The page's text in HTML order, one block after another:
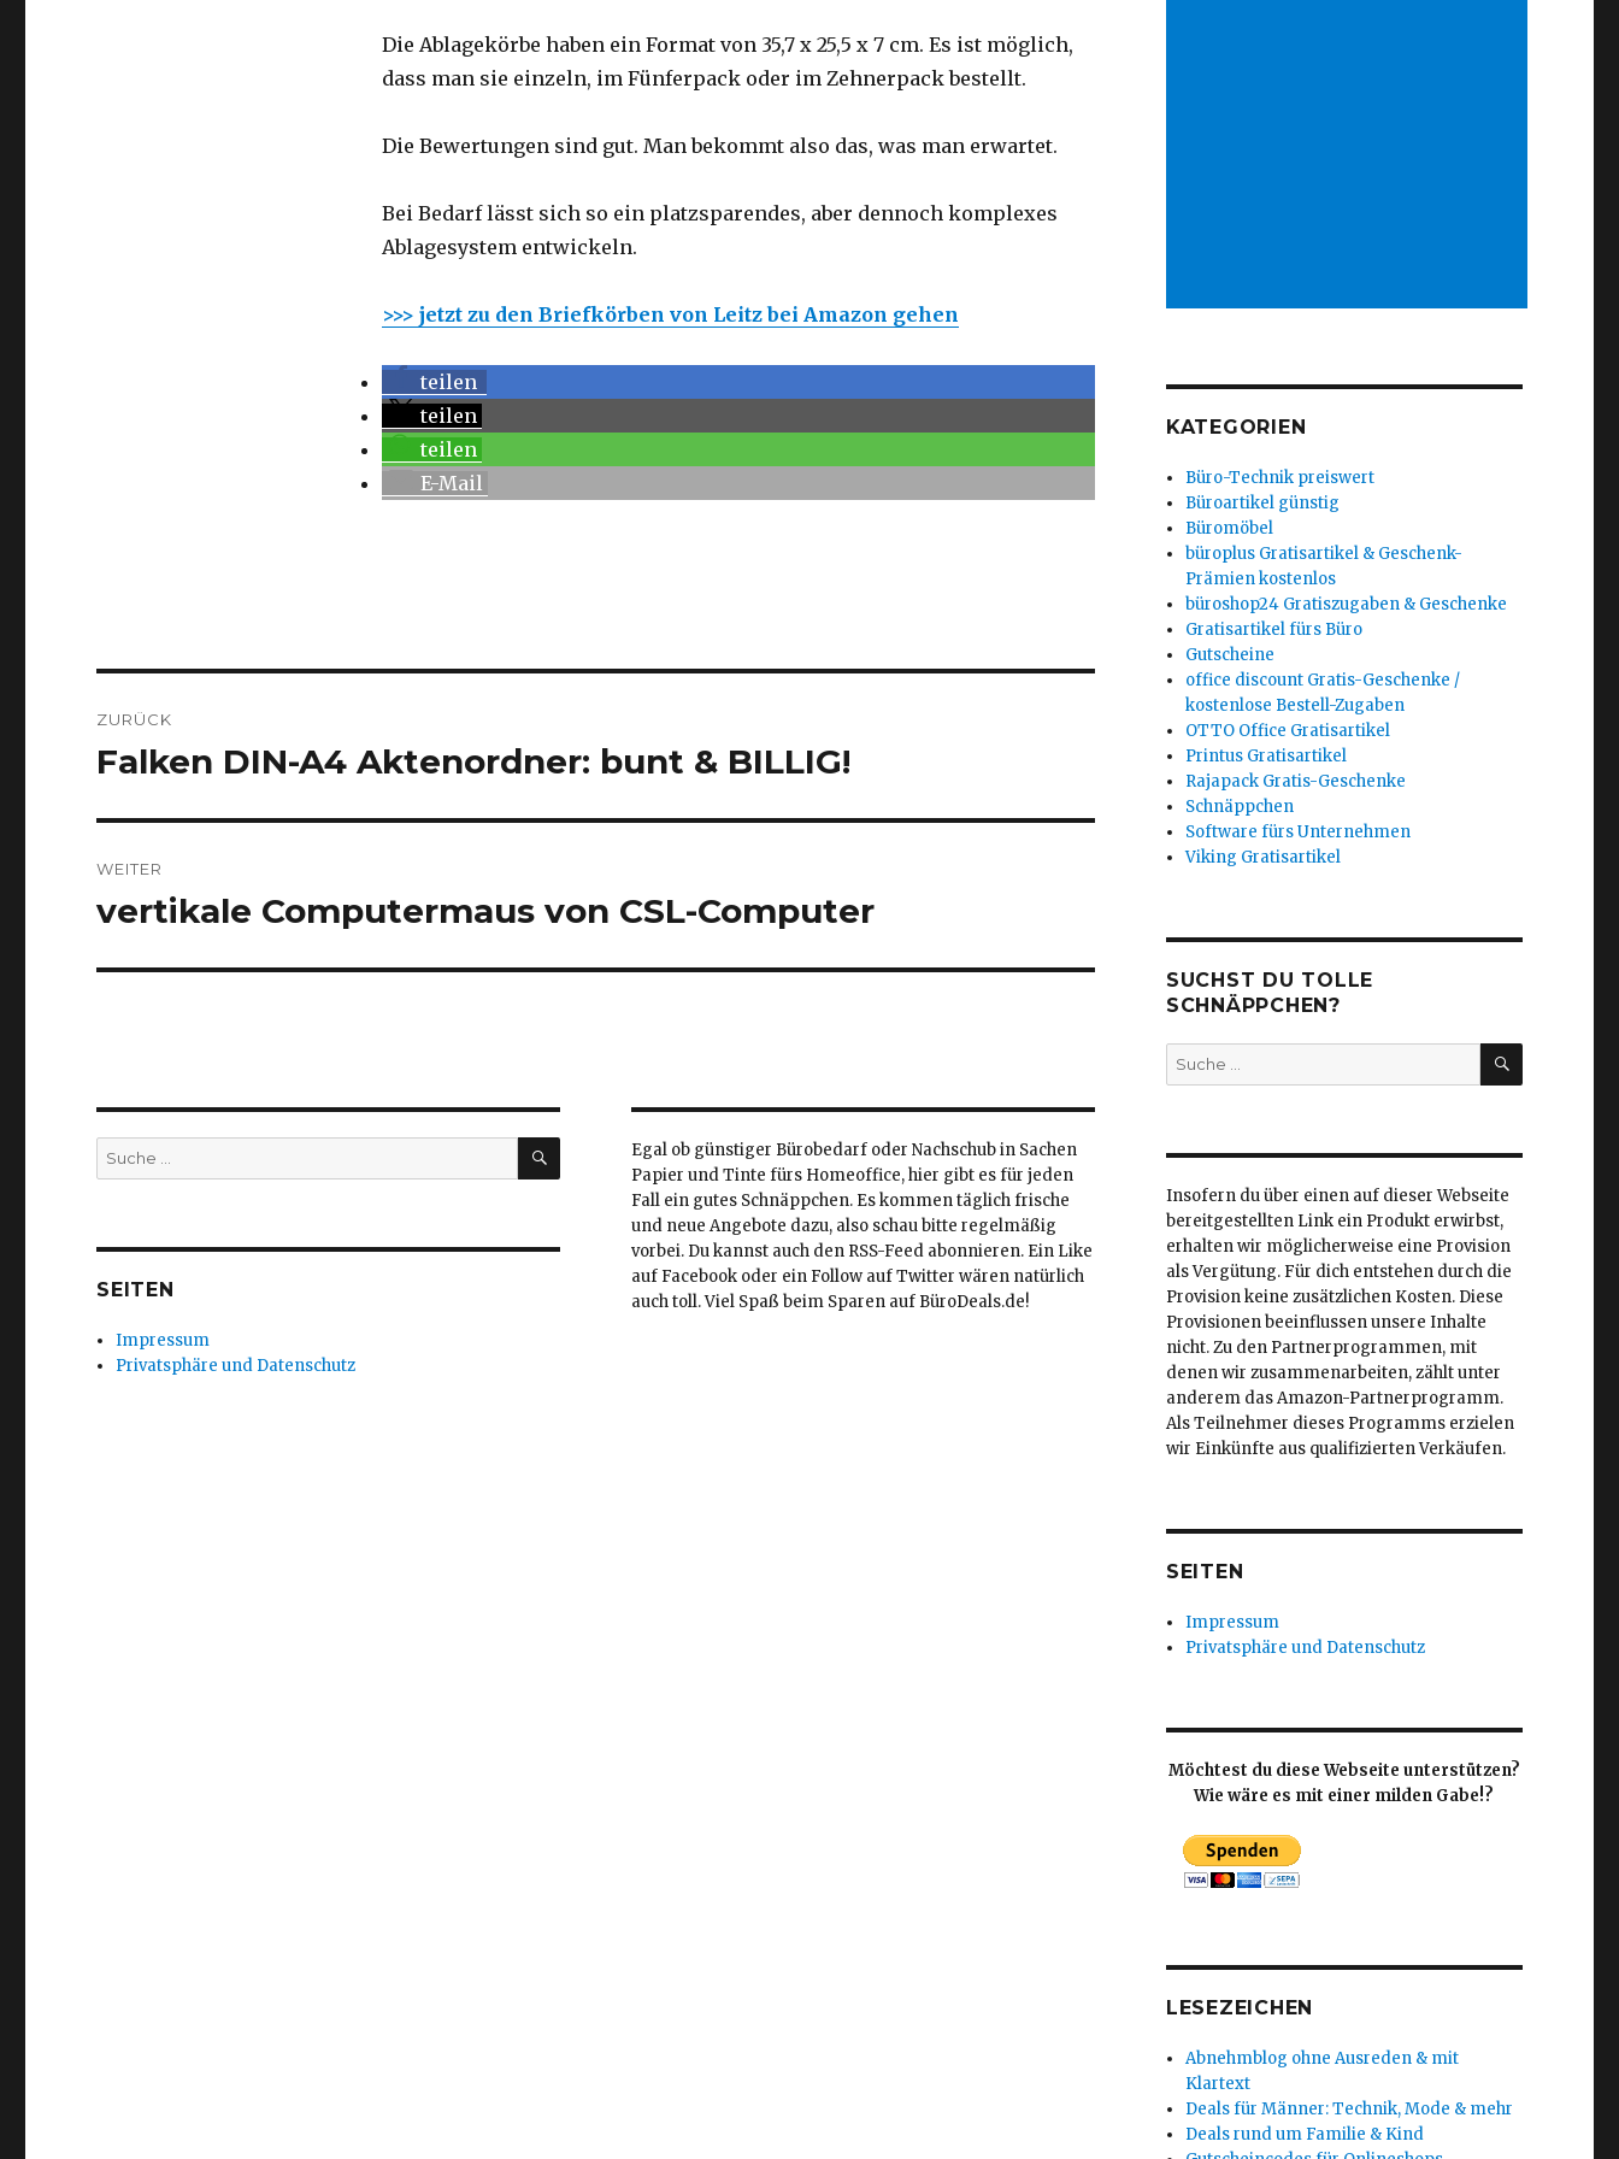
Die Ablagekörbe haben ein Format von 35,7 x 25,5 x 7 cm. Es ist möglich,
dass man sie einzeln, im Fünferpack oder im Zehnerpack bestellt.
Die Bewertungen sind gut. Man bekommt also das, was man erwartet.
Bei Bedarf lässt sich so ein platzsparendes, aber dennoch komplexes
Ablagesystem entwickeln.
>>> jetzt zu den Briefkörben von Leitz bei Amazon gehen
teilen
teilen
teilen
E-Mail
ZURÜCK
Vorheriger
Falken DIN-A4 Aktenordner: bunt & BILLIG!
WEITER
Nächster
vertikale Computermaus von CSL-Computer
Suche
nach:
SUCHEN
SEITEN
Impressum
Privatsphäre und Datenschutz
Egal ob günstiger Bürobedarf oder Nachschub in Sachen
Papier und Tinte fürs Homeoffice, hier gibt es für jeden
Fall ein gutes Schnäppchen. Es kommen täglich frische
und neue Angebote dazu, also schau bitte regelmäßig
vorbei. Du kannst auch den RSS-Feed abonnieren. Ein Like
auf Facebook oder ein Follow auf Twitter wären natürlich
auch toll. Viel Spaß beim Sparen auf BüroDeals.de!
KATEGORIEN
Büro-Technik preiswert
Büroartikel günstig
Büromöbel
büroplus Gratisartikel & Geschenk-
Prämien kostenlos
büroshop24 Gratiszugaben & Geschenke
Gratisartikel fürs Büro
Gutscheine
office discount Gratis-Geschenke /
kostenlose Bestell-Zugaben
OTTO Office Gratisartikel
Printus Gratisartikel
Rajapack Gratis-Geschenke
Schnäppchen
Software fürs Unternehmen
Viking Gratisartikel
SUCHST DU TOLLE
SCHNÄPPCHEN?
Suche
nach:
SUCHEN
Insofern du über einen auf dieser Webseite
bereitgestellten Link ein Produkt erwirbst,
erhalten wir möglicherweise eine Provision
als Vergütung. Für dich entstehen durch die
Provision keine zusätzlichen Kosten. Diese
Provisionen beeinflussen unsere Inhalte
nicht. Zu den Partnerprogrammen, mit
denen wir zusammenarbeiten, zählt unter
anderem das Amazon-Partnerprogramm.
Als Teilnehmer dieses Programms erzielen
wir Einkünfte aus qualifizierten Verkäufen.
SEITEN
Impressum
Privatsphäre und Datenschutz
Möchtest du diese Webseite unterstützen?
Wie wäre es mit einer milden Gabe!?
LESEZEICHEN
Abnehmblog ohne Ausreden & mit
Klartext
Deals für Männer: Technik, Mode & mehr
Deals rund um Familie & Kind